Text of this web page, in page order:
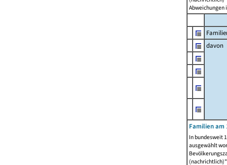
Abweichungen
davon
Familien am
In bundesweit
ausgewählt